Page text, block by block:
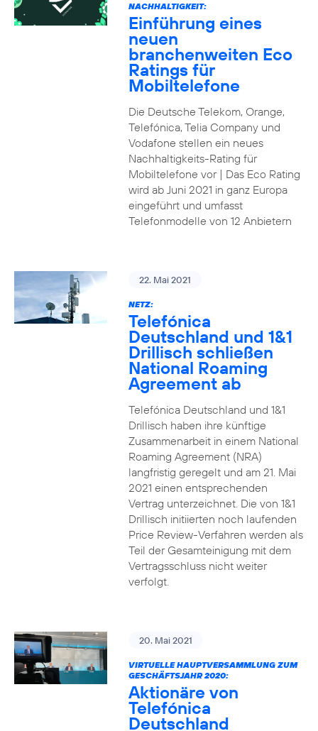
NACHHALTIGKEIT:
Einführung eines
neuen
branchenweiten Eco
Ratings für
Mobiltelefone
Die Deutsche Telekom, Orange,
Telefónica, Telia Company und
Vodafone stellen ein neues
Nachhaltigkeits-Rating für
Mobiltelefone vor | Das Eco Rating
wird ab Juni 2021 in ganz Europa
eingeführt und umfasst
Telefonmodelle von 12 Anbietern
22. Mai 2021
NETZ:
Telefónica
Deutschland und 1&1
Drillisch schließen
National Roaming
Agreement ab
Telefónica Deutschland und 1&1
Drillisch haben ihre künftige
Zusammenarbeit in einem National
Roaming Agreement (NRA)
langfristig geregelt und am 21. Mai
2021 einen entsprechenden
Vertrag unterzeichnet. Die von 1&1
Drillisch initiierten noch laufenden
Price Review-Verfahren werden als
Teil der Gesamteinigung mit dem
Vertragsschluss nicht weiter
verfolgt.
20. Mai 2021
VIRTUELLE HAUPTVERSAMMLUNG ZUM
GESCHÄFTSJAHR 2020:
Aktionäre von
Telefónica
Deutschland